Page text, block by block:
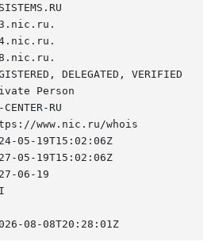
DELEGATED, VERIFIED
Person
RU
www.nic.ru/whois
05-19T15:02:06Z
19T15:02:06Z
06-19
08-08T20:28:01Z